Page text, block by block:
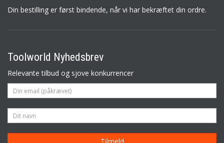
Din bestilling er først bindende, når vi har bekræftet din ordre.
Toolworld Nyhedsbrev
Relevante tilbud og sjove konkurrencer